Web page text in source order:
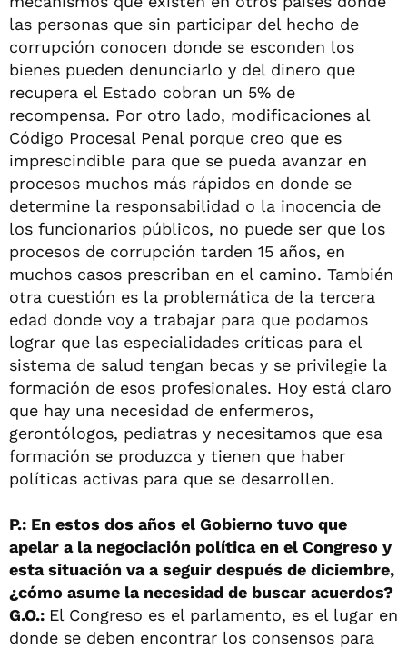
las personas que sin participar del hecho de
corrupción conocen donde se esconden los
bienes pueden denunciarlo y del dinero que
recupera el Estado cobran un 5% de
recompensa. Por otro lado, modificaciones al
Código Procesal Penal porque creo que es
imprescindible para que se pueda avanzar en
procesos muchos más rápidos en donde se
determine la responsabilidad o la inocencia de
los funcionarios públicos, no puede ser que los
procesos de corrupción tarden 15 años, en
muchos casos prescriban en el camino. También
otra cuestión es la problemática de la tercera
edad donde voy a trabajar para que podamos
lograr que las especialidades críticas para el
sistema de salud tengan becas y se privilegie la
formación de esos profesionales. Hoy está claro
que hay una necesidad de enfermeros,
gerontólogos, pediatras y necesitamos que esa
formación se produzca y tienen que haber
políticas activas para que se desarrollen.
P.: En estos dos años el Gobierno tuvo que
apelar a la negociación política en el Congreso y
esta situación va a seguir después de diciembre,
¿cómo asume la necesidad de buscar acuerdos?
G.O.: El Congreso es el parlamento, es el lugar en
donde se deben encontrar los consensos para